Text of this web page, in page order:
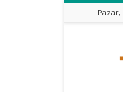
Pazar,